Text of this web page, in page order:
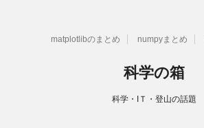
matplotlibのまとめ numpyまとめ
科学の箱
科学・IＴ・登山の話題